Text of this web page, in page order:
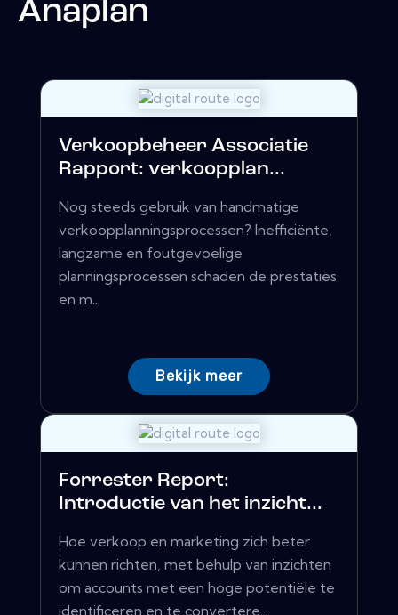
Anaplan
Verkoopbeheer Associatie
Rapport: verkoopplan...
Nog steeds gebruik van handmatige
verkoopplanningsprocessen? Inefficiënte,
langzame en foutgevoelige
planningsprocessen schaden de prestaties
en m...
Bekijk meer
Forrester Report:
Introductie van het inzicht...
Hoe verkoop en marketing zich beter
kunnen richten, met behulp van inzichten
om accounts met een hoge potentiële te
identificeren en te convertere...